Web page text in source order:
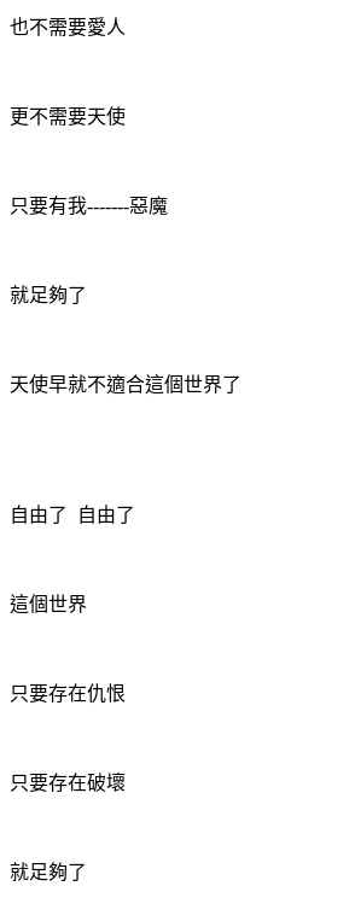
也不需要愛人
更不需要天使
只要有我-------惡魔
就足夠了
天使早就不適合這個世界了
自由了 自由了
這個世界
只要存在仇恨
只要存在破壞
就足夠了